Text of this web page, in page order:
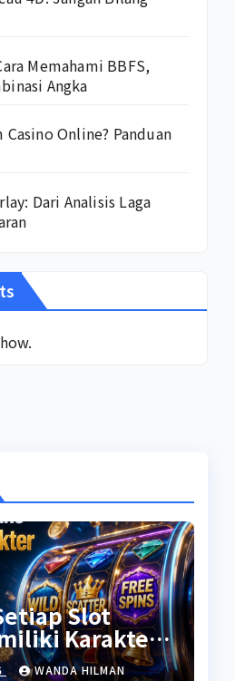
Memahami BBFS,
Angka
Online? Panduan
Dari Analisis Laga
Slot
Karakter
Berbeda?
WANDA HILMAN